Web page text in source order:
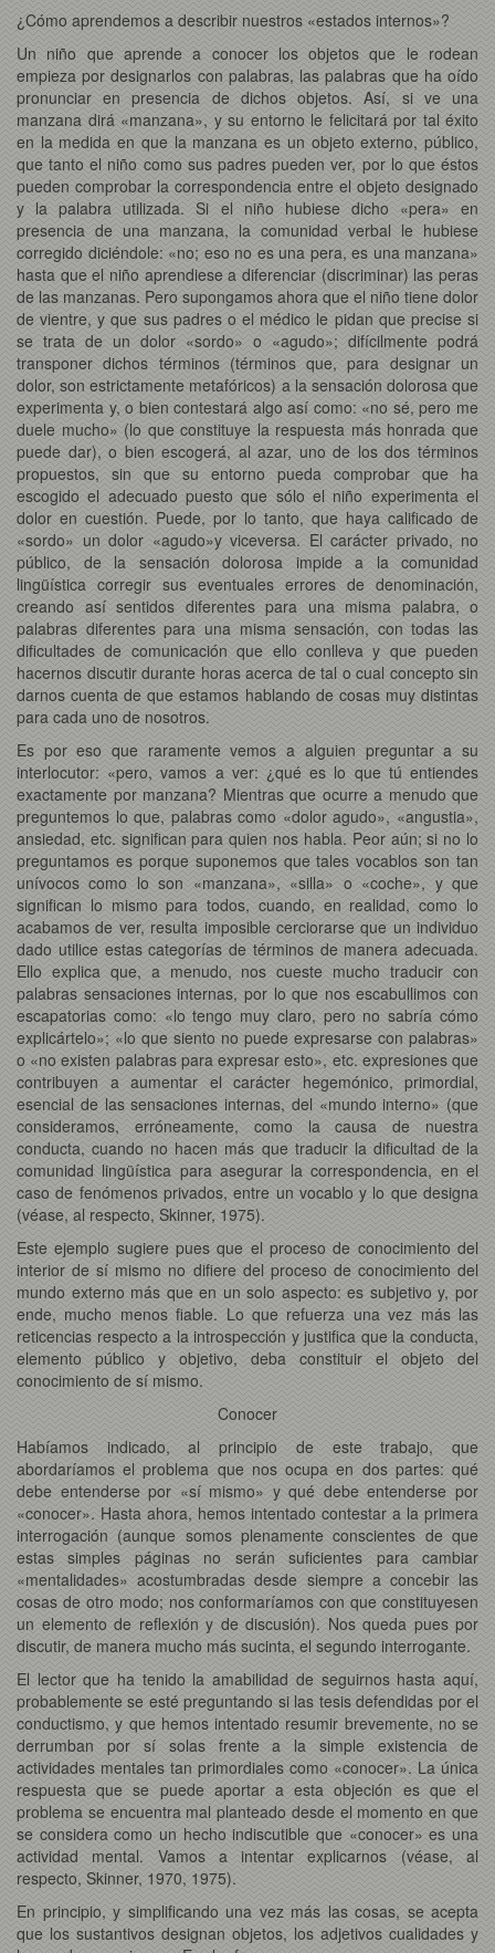
¿Cómo aprendemos a describir nuestros «estados internos»?
Un niño que aprende a conocer los objetos que le rodean
empieza por designarlos con palabras, las palabras que ha oído
pronunciar en presencia de dichos objetos. Así, si ve una
manzana dirá «manzana», y su entorno le felicitará por tal éxito
en la medida en que la manzana es un objeto externo, público,
que tanto el niño como sus padres pueden ver, por lo que éstos
pueden comprobar la correspondencia entre el objeto designado
y la palabra utilizada. Si el niño hubiese dicho «pera» en
presencia de una manzana, la comunidad verbal le hubiese
corregido diciéndole: «no; eso no es una pera, es una manzana»
hasta que el niño aprendiese a diferenciar (discriminar) las peras
de las manzanas. Pero supongamos ahora que el niño tiene dolor
de vientre, y que sus padres o el médico le pidan que precise si
se trata de un dolor «sordo» o «agudo»; difícilmente podrá
transponer dichos términos (términos que, para designar un
dolor, son estrictamente metafóricos) a la sensación dolorosa que
experimenta y, o bien contestará algo así como: «no sé, pero me
duele mucho» (lo que constituye la respuesta más honrada que
puede dar), o bien escogerá, al azar, uno de los dos términos
propuestos, sin que su entorno pueda comprobar que ha
escogido el adecuado puesto que sólo el niño experimenta el
dolor en cuestión. Puede, por lo tanto, que haya calificado de
«sordo» un dolor «agudo»y viceversa. El carácter privado, no
público, de la sensación dolorosa impide a la comunidad
lingüística corregir sus eventuales errores de denominación,
creando así sentidos diferentes para una misma palabra, o
palabras diferentes para una misma sensación, con todas las
dificultades de comunicación que ello conlleva y que pueden
hacernos discutir durante horas acerca de tal o cual concepto sin
darnos cuenta de que estamos hablando de cosas muy distintas
para cada uno de nosotros.
Es por eso que raramente vemos a alguien preguntar a su
interlocutor: «pero, vamos a ver: ¿qué es lo que tú entiendes
exactamente por manzana? Mientras que ocurre a menudo que
preguntemos lo que, palabras como «dolor agudo», «angustia»,
ansiedad, etc. significan para quien nos habla. Peor aún; si no lo
preguntamos es porque suponemos que tales vocablos son tan
unívocos como lo son «manzana», «silla» o «coche», y que
significan lo mismo para todos, cuando, en realidad, como lo
acabamos de ver, resulta imposible cerciorarse que un individuo
dado utilice estas categorías de términos de manera adecuada.
Ello explica que, a menudo, nos cueste mucho traducir con
palabras sensaciones internas, por lo que nos escabullimos con
escapatorias como: «lo tengo muy claro, pero no sabría cómo
explicártelo»; «lo que siento no puede expresarse con palabras»
o «no existen palabras para expresar esto», etc. expresiones que
contribuyen a aumentar el carácter hegemónico, primordial,
esencial de las sensaciones internas, del «mundo interno» (que
consideramos, erróneamente, como la causa de nuestra
conducta, cuando no hacen más que traducir la dificultad de la
comunidad lingüística para asegurar la correspondencia, en el
caso de fenómenos privados, entre un vocablo y lo que designa
(véase, al respecto, Skinner, 1975).
Este ejemplo sugiere pues que el proceso de conocimiento del
interior de sí mismo no difiere del proceso de conocimiento del
mundo externo más que en un solo aspecto: es subjetivo y, por
ende, mucho menos fiable. Lo que refuerza una vez más las
reticencias respecto a la introspección y justifica que la conducta,
elemento público y objetivo, deba constituir el objeto del
conocimiento de sí mismo.
Conocer
Habíamos indicado, al principio de este trabajo, que
abordaríamos el problema que nos ocupa en dos partes: qué
debe entenderse por «sí mismo» y qué debe entenderse por
«conocer». Hasta ahora, hemos intentado contestar a la primera
interrogación (aunque somos plenamente conscientes de que
estas simples páginas no serán suficientes para cambiar
«mentalidades» acostumbradas desde siempre a concebir las
cosas de otro modo; nos conformaríamos con que constituyesen
un elemento de reflexión y de discusión). Nos queda pues por
discutir, de manera mucho más sucinta, el segundo interrogante.
El lector que ha tenido la amabilidad de seguirnos hasta aquí,
probablemente se esté preguntando si las tesis defendidas por el
conductismo, y que hemos intentado resumir brevemente, no se
derrumban por sí solas frente a la simple existencia de
actividades mentales tan primordiales como «conocer». La única
respuesta que se puede aportar a esta objeción es que el
problema se encuentra mal planteado desde el momento en que
se considera como un hecho indiscutible que «conocer» es una
actividad mental. Vamos a intentar explicarnos (véase, al
respecto, Skinner, 1970, 1975).
En principio, y simplificando una vez más las cosas, se acepta
que los sustantivos designan objetos, los adjetivos cualidades y